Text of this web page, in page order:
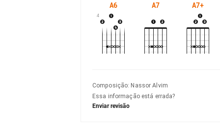
A6
4
A7 A7+
Composição: Nassor Alvim
Essa informação está errada?
Enviar revisão